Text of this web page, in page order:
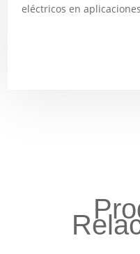
eléctricos en